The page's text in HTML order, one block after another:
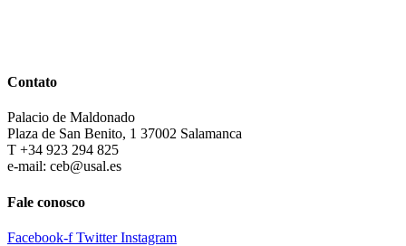
Contato
Palacio de Maldonado
Plaza de San Benito, 1 37002 Salamanca
T +34 923 294 825
e-mail: ceb@usal.es
Fale conosco
Facebook-f Twitter Instagram